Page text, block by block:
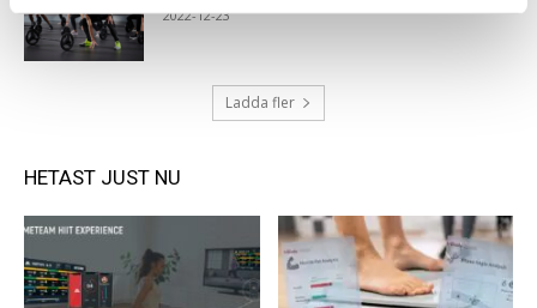
2022-12-23
Ladda fler
HETAST JUST NU